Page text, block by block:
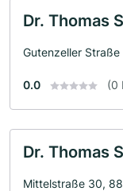
Dr. Thomas
Gutenzeller
0.0 (0
Dr. Thomas
Mittelstraße 30,